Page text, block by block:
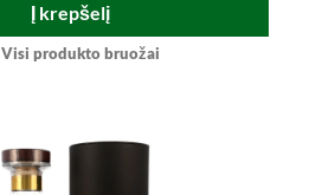
Į krepšelį
Visi produkto bruožai